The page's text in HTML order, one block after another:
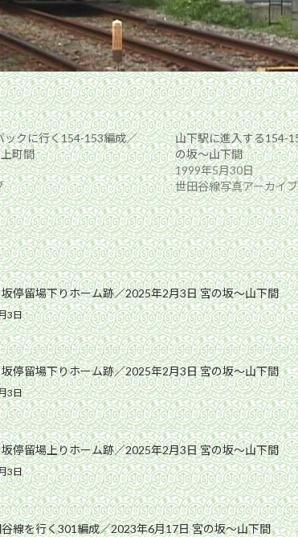
ックに行く154-153編成／
町間
山下駅に進入する154-
の坂〜山下間
1999年5月30日
世田谷線写真アーカイブ
停留場下りホーム跡／2025年2月3日 宮の坂〜山下間
3日
停留場下りホーム跡／2025年2月3日 宮の坂〜山下間
3日
停留場上りホーム跡／2025年2月3日 宮の坂〜山下間
3日
線を行く301編成／2023年6月17日 宮の坂〜山下間